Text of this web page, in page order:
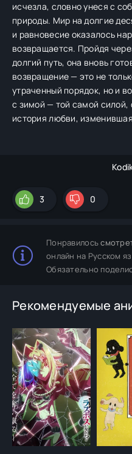
исчезла, словно унеся с
природы. Мир на долгие
и равновесие оказалось
возвращается. Пройдя
долгий путь, она вновь
возвращение — это не
утраченный порядок, но и
с зимой — той самой силой,
история любви,
3 0
Понравилось
онлайн на Русском
Обязательно
Рекомендуемые